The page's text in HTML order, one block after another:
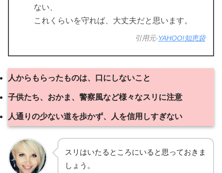
ない、
これくらいを守れば、大丈夫だと思います。
引用元-YAHOO!知恵袋
人からもらったものは、口にしないこと
子供たち、おかま、警察風など様々なスリに注意
人通りの少ない道を歩かず、人を信用しすぎない
スリはいたるところにいると思っておきま
しょう。